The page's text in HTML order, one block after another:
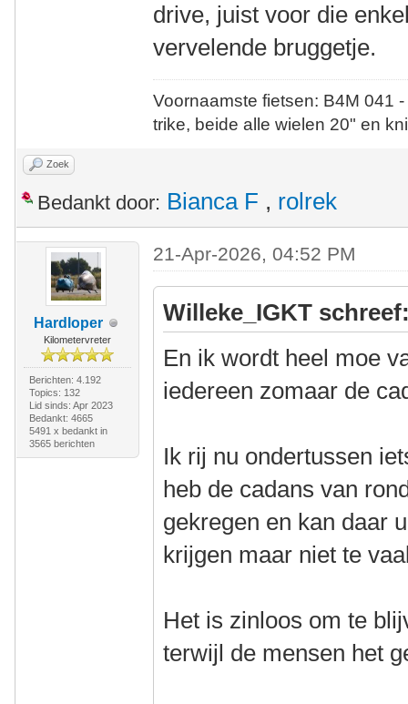
drive, juist voor die
vervelende bruggetje.
Voornaamste fietsen: B4M
trike, beide alle wielen 20" en
Zoek
Bedankt door: Bianca F , rolrek
Hardloper
Kilometervreter
Berichten: 4.192
Topics: 132
Lid sinds: Apr 2023
Bedankt: 4665
5491 x bedankt in
3565 berichten
21-Apr-2026, 04:52 PM
Willeke_IGKT
En ik wordt heel moe
iedereen zomaar de
Ik rij nu ondertussen
heb de cadans van
gekregen en kan daar
krijgen maar niet te
Het is zinloos om te
terwijl de mensen het